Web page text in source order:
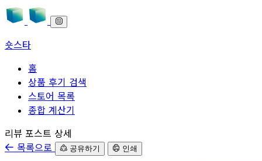
숏스타
홈
상품 후기 검색
스토어 목록
종합 계산기
본문으로 바로가기
리뷰 포스트 상세
목록으로
공유하기 인쇄